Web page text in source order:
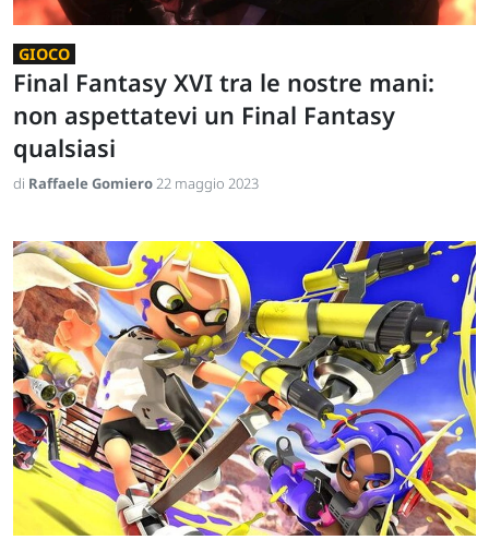
GIOCO
Final Fantasy XVI tra le nostre mani:
non aspettatevi un Final Fantasy
qualsiasi
di Raffaele Gomiero22 maggio 2023